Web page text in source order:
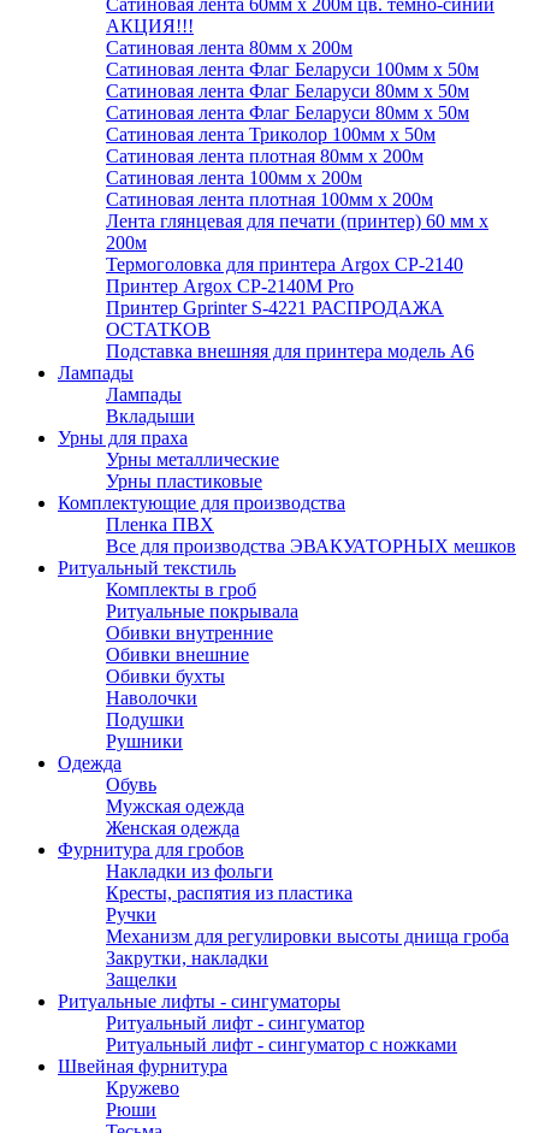
Сатиновая лента 60мм х 200м цв. темно-синий
АКЦИЯ!!!
Сатиновая лента 80мм х 200м
Сатиновая лента Флаг Беларуси 100мм х 50м
Сатиновая лента Флаг Беларуси 80мм х 50м
Сатиновая лента Флаг Беларуси 80мм х 50м
Сатиновая лента Триколор 100мм х 50м
Сатиновая лента плотная 80мм х 200м
Сатиновая лента 100мм х 200м
Сатиновая лента плотная 100мм х 200м
Лента глянцевая для печати (принтер) 60 мм х
200м
Термоголовка для принтера Argox CP-2140
Принтер Argox CP-2140M Pro
Принтер Gprinter S-4221 РАСПРОДАЖА
ОСТАТКОВ
Подставка внешняя для принтера модель А6
Лампады
Лампады
Вкладыши
Урны для праха
Урны металлические
Урны пластиковые
Комплектующие для производства
Пленка ПВХ
Все для производства ЭВАКУАТОРНЫХ мешков
Ритуальный текстиль
Комплекты в гроб
Ритуальные покрывала
Обивки внутренние
Обивки внешние
Обивки бухты
Наволочки
Подушки
Рушники
Одежда
Обувь
Мужская одежда
Женская одежда
Фурнитура для гробов
Накладки из фольги
Кресты, распятия из пластика
Ручки
Механизм для регулировки высоты днища гроба
Закрутки, накладки
Защелки
Ритуальные лифты - сингуматоры
Ритуальный лифт - сингуматор
Ритуальный лифт - сингуматор с ножками
Швейная фурнитура
Кружево
Рюши